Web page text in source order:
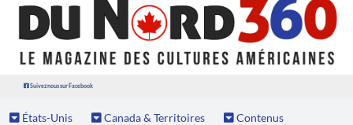
Suivez nous sur Facebook
États-Unis Canada & Territoires Contenus